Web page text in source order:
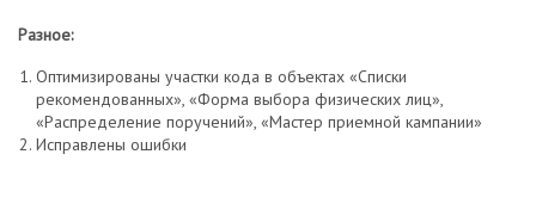
Разное:
Оптимизированы участки кода в объектах «Списки
рекомендованных», «Форма выбора физических лиц»,
«Распределение поручений», «Мастер приемной кампании»
Исправлены ошибки